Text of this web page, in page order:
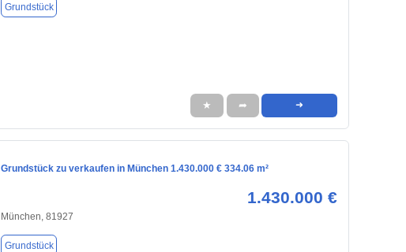
Grundstück
★ ➦ ➜
Grundstück zu verkaufen in München 1.430.000 € 334.06 m²
1.430.000 €
München, 81927
Grundstück